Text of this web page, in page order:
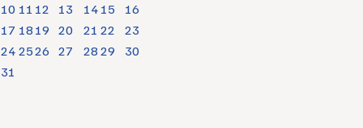
10 11 12 13 14 15
16
17 18 19 20 21 22
23
24 2526 27 28 29
30
31